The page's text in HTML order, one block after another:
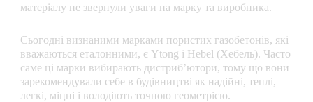
матеріалу не звернули уваги на марку та виробника.
Сьогодні визнаними марками пористих газобетонів, які
вважаються еталонними, є Ytong і Hebel (Хебель). Часто
саме ці марки вибирають дистриб’ютори, тому що вони
зарекомендували себе в будівництві як надійні, теплі,
легкі, міцні і володіють точною геометрією.